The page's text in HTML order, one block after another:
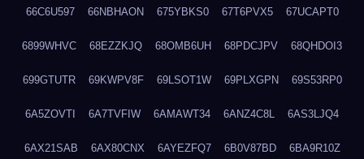
66C6U597 66NBHAON 675YBKS0 67T6PVX5 67UCAPT0
6899WHVC 68EZZKJQ 68OMB6UH 68PDCJPV 68QHDOI3
699GTUTR 69KWPV8F 69LSOT1W 69PLXGPN 69S53RP0
6A5ZOVTI 6A7TVFIW 6AMAWT34 6ANZ4C8L 6AS3LJQ4
6AX21SAB 6AX80CNX 6AYEZFQ7 6B0V87BD 6BA9R10Z